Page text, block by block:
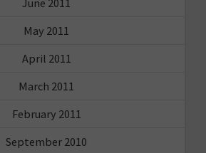
May 2011
April 2011
March 2011
February 2011
September 2010